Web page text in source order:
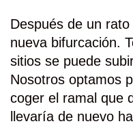
Después de un
nueva bifurcación.
sitios se puede
Nosotros optamos
coger el ramal que
llevaría de nuevo